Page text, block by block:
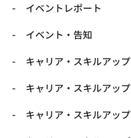
イベントレポート
イベント・告知
キャリア・スキルアップ
キャリア・スキルアップ
キャリア・スキルアップ